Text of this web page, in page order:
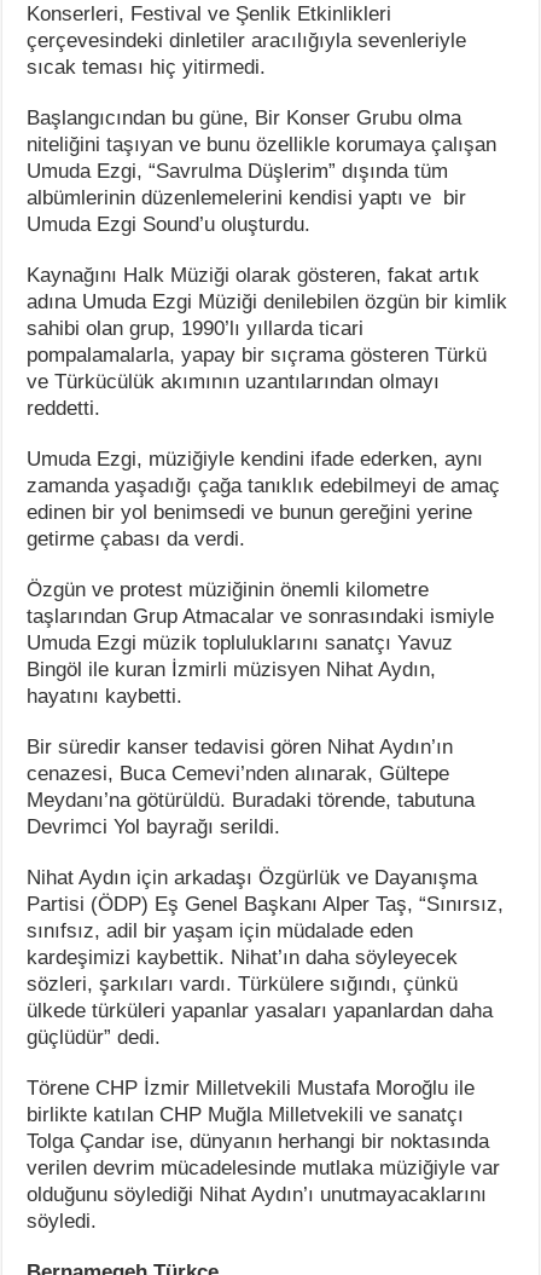
Konserleri, Festival ve Şenlik Etkinlikleri
çerçevesindeki dinletiler aracılığıyla sevenleriyle
sıcak teması hiç yitirmedi.
Başlangıcından bu güne, Bir Konser Grubu olma
niteliğini taşıyan ve bunu özellikle korumaya çalışan
Umuda Ezgi, “Savrulma Düşlerim” dışında tüm
albümlerinin düzenlemelerini kendisi yaptı ve bir
Umuda Ezgi Sound’u oluşturdu.
Kaynağını Halk Müziği olarak gösteren, fakat artık
adına Umuda Ezgi Müziği denilebilen özgün bir kimlik
sahibi olan grup, 1990’lı yıllarda ticari
pompalamalarla, yapay bir sıçrama gösteren Türkü
ve Türkücülük akımının uzantılarından olmayı
reddetti.
Umuda Ezgi, müziğiyle kendini ifade ederken, aynı
zamanda yaşadığı çağa tanıklık edebilmeyi de amaç
edinen bir yol benimsedi ve bunun gereğini yerine
getirme çabası da verdi.
Özgün ve protest müziğinin önemli kilometre
taşlarından Grup Atmacalar ve sonrasındaki ismiyle
Umuda Ezgi müzik topluluklarını sanatçı Yavuz
Bingöl ile kuran İzmirli müzisyen Nihat Aydın,
hayatını kaybetti.
Bir süredir kanser tedavisi gören Nihat Aydın’ın
cenazesi, Buca Cemevi’nden alınarak, Gültepe
Meydanı’na götürüldü. Buradaki törende, tabutuna
Devrimci Yol bayrağı serildi.
Nihat Aydın için arkadaşı Özgürlük ve Dayanışma
Partisi (ÖDP) Eş Genel Başkanı Alper Taş, “Sınırsız,
sınıfsız, adil bir yaşam için müdalade eden
kardeşimizi kaybettik. Nihat’ın daha söyleyecek
sözleri, şarkıları vardı. Türkülere sığındı, çünkü
ülkede türküleri yapanlar yasaları yapanlardan daha
güçlüdür” dedi.
Törene CHP İzmir Milletvekili Mustafa Moroğlu ile
birlikte katılan CHP Muğla Milletvekili ve sanatçı
Tolga Çandar ise, dünyanın herhangi bir noktasında
verilen devrim mücadelesinde mutlaka müziğiyle var
olduğunu söylediği Nihat Aydın’ı unutmayacaklarını
söyledi.